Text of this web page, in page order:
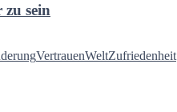
zu sein
VertrauenWeltZufriedenheit